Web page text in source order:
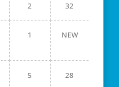
2 32
1 NEW
5 28